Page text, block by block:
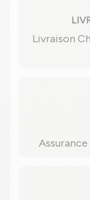
Livraison